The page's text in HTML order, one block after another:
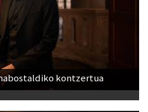
kontzertua